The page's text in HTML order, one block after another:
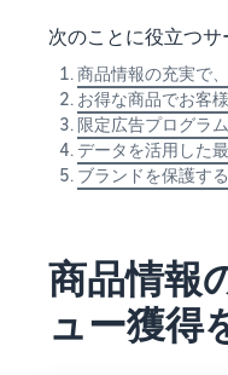
次のことに役立つサ
商品情報の充実で
お得な商品でお客
限定広告プログラ
データを活用した
ブランドを保護する
商品情報
ュー獲得